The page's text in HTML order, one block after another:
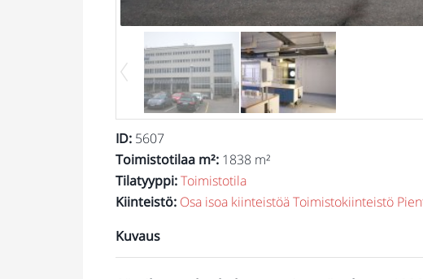
ID: 5607
Toimistotilaa m²: 1838 m²
Tilatyyppi:Toimistotila
Kiinteistö: Osa isoa kiinteistöäToimistokiinteistö
Kuvaus